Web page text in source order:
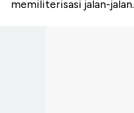
memiliterisasi jalan-jalan.